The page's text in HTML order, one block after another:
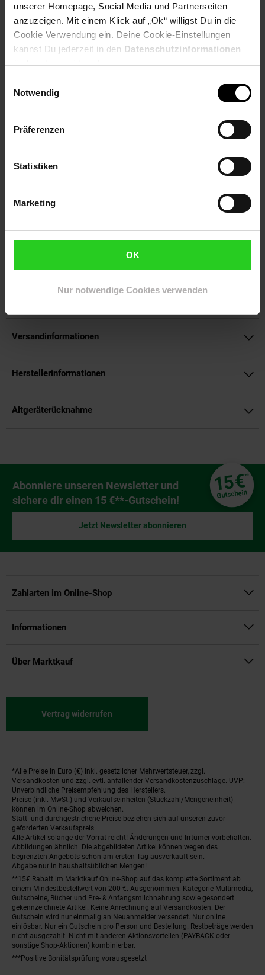
unserer Homepage, Social Media und Partnerseiten
anzuzeigen. Mit einem Klick auf „Ok“ willigst Du in die
Cookie Verwendung ein. Deine Cookie-Einstellungen
kannst Du jederzeit in den Datenschutzinformationen
ändern bzw. widerrufen.
Notwendig
Präferenzen
Statistiken
Marketing
OK
Nur notwendige Cookies verwenden
Vital Mixer Pro
Ideal zum Eis- Crushen, zur Zubereitung von Smoothies,
Fitnessdrinks,Suppen, Salsa-Saucen, Gewürzpasten und
Babynahrung.
3 Programme (Ice Crush, Smoothie, Intervall)
Mixfunktion: 12 variable Einstellungen der
Geschwindigkeit (stufenlos)
1,75 Liter Glasbehälter mit Skalierung; hitze- und
Deckel mit integriertem Messbecher und
Robustes und pflegeleichtes Edelstahlgehäuse.
Rezepte.
EAN: 4016432409867
Versandinformationen
Herstellerinformationen
Altgeräterücknahme
Newsletter Anmeldung
Abonniere unseren Newsletter und
sichere dir einen 15 €**-Gutschein!
15€**
Gutschein
Jetzt Newsletter abonnieren
Zahlarten im Online-Shop
Informationen
Über Marktkauf
Vertrag widerrufen
Fußnoten
*Alle Preise in Euro (€) inkl. gesetzlicher Mehrwertsteuer, zzgl.
Versandkosten und zzgl. evtl. anfallender Versandkostenzuschläge. UVP:
Unverbindliche Preisempfehlung des Herstellers.
Preise (inkl. MwSt.) und Verkaufseinheiten (Stückzahl/Mengeneinheit)
können im Online-Shop abweichen.
Statt- und durchgestrichene Preise beziehen sich auf unseren zuvor
geforderten Verkaufspreis.
Alle Artikel solange der Vorrat reicht! Änderungen und Irrtümer vorbehalten.
Abbildungen ähnlich. Die abgebildeten Artikel können wegen des
begrenzten Angebots schon am ersten Tag ausverkauft sein.
Abgabe nur in haushaltsüblichen Mengen!
**15€ Rabatt im Marktkauf Online-Shop auf das komplette Sortiment ab
einem Mindestbestellwert von 200 €. Ausgenommen: Kategorie Multimedia,
Gutscheine, Bücher und Pre- & Anfangsmilchnahrung sowie gesondert
gekennzeichnete Artikel. Keine Anrechnung auf Versandkosten. Der
Gutschein wird nur einmalig an Neuanmelder versendet. Nur online
einlösbar. Nur ein Gutschein pro Person und Bestellung. Restbeträge werden
nicht ausgezahlt. Nicht mit anderen Aktionsvorteilen (PAYBACK oder
sonstige Shop-Aktionen) kombinierbar.
***Positive Bonitätsprüfung vorausgesetzt